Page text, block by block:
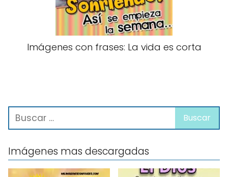
Imágenes con frases: La vida es corta
Imágenes mas descargadas